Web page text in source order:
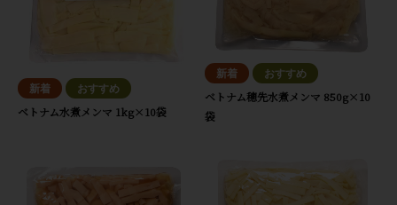
ベトナム水煮メンマ 1kg×10袋
ベトナム穂先水煮メンマ 850g×10
袋